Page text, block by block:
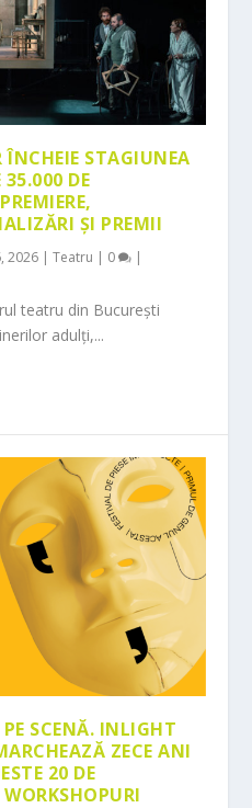
ÎNCHEIE STAGIUNEA
35.000 DE
ȘI PREMII
2026 |Teatru | 0 |
teatru din București
adulți,...
SCENĂ. INLIGHT
ZECE ANI
20 DE